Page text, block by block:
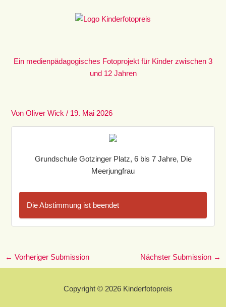
Ein medienpädagogisches Fotoprojekt für Kinder zwischen 3
und 12 Jahren
VonOliver Wick/ 19. Mai 2026
Grundschule Gotzinger Platz, 6 bis 7 Jahre, Die
Meerjungfrau
Die Abstimmung ist beendet
← Vorheriger Submission Nächster Submission →
Copyright © 2026 Kinderfotopreis